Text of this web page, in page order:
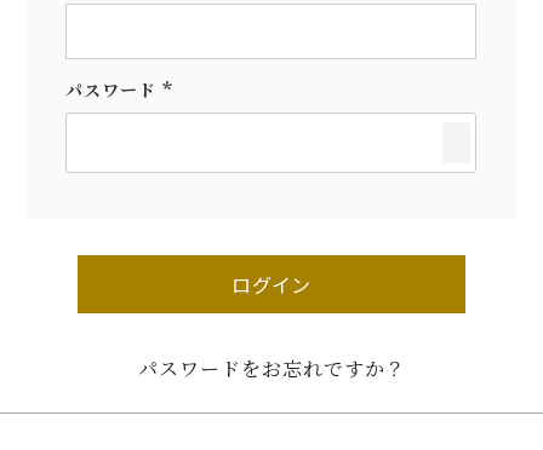
須)
パスワード
ログイン
パスワードをお忘れですか？